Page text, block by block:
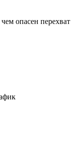
опасен перехват